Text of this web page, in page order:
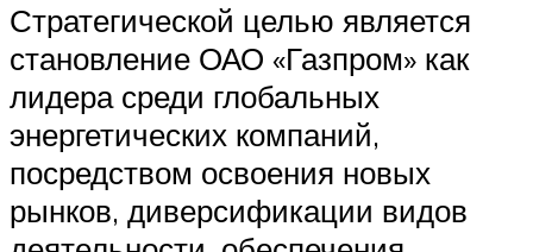
Стратегической целью является
становление ОАО «Газпром» как
лидера среди глобальных
энергетических компаний,
посредством освоения новых
рынков, диверсификации видов